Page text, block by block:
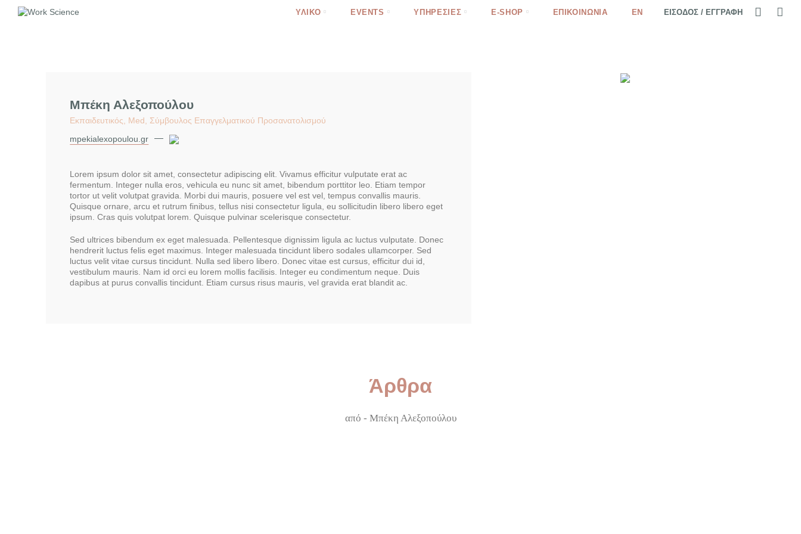
ΥΛΙΚΌ EVENTS ΥΠΗΡΕΣΊΕΣ E-SHOP ΕΠΙΚΟΙΝΩΝΊΑ EN ΕΊΣΟΔΟΣ / ΕΓΓΡΑΦΉ
Μπέκη Αλεξοπούλου
Εκπαιδευτικός, Med, Σύμβουλος Επαγγελματικού Προσανατολισμού
mpekialexopoulou.gr
Lorem ipsum dolor sit amet, consectetur adipiscing elit. Vivamus efficitur vulputate erat ac
fermentum. Integer nulla eros, vehicula eu nunc sit amet, bibendum porttitor leo. Etiam tempor
tortor ut velit volutpat gravida. Morbi dui mauris, posuere vel est vel, tempus convallis mauris.
Quisque ornare, arcu et rutrum finibus, tellus nisi consectetur ligula, eu sollicitudin libero libero eget
ipsum. Cras quis volutpat lorem. Quisque pulvinar scelerisque consectetur.
Sed ultrices bibendum ex eget malesuada. Pellentesque dignissim ligula ac luctus vulputate. Donec
hendrerit luctus felis eget maximus. Integer malesuada tincidunt libero sodales ullamcorper. Sed
luctus velit vitae cursus tincidunt. Nulla sed libero libero. Donec vitae est cursus, efficitur dui id,
vestibulum mauris. Nam id orci eu lorem mollis facilisis. Integer eu condimentum neque. Duis
dapibus at purus convallis tincidunt. Etiam cursus risus mauris, vel gravida erat blandit ac.
Άρθρα
από - Μπέκη Αλεξοπούλου